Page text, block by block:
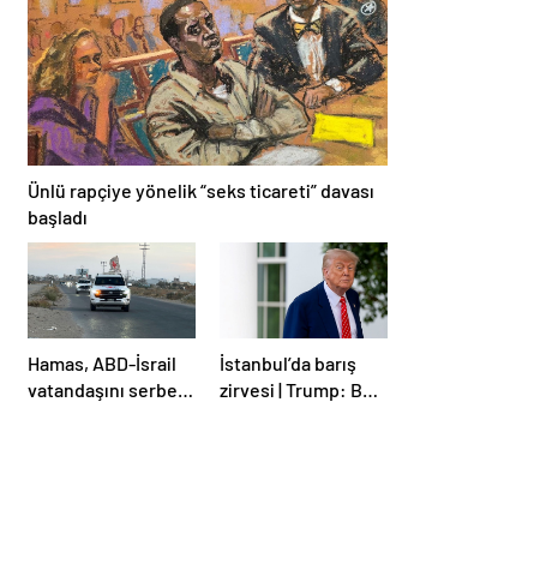
çıkardı
Ünlü rapçiye yönelik “seks ticareti” davası
başladı
Hamas, ABD-İsrail
vatandaşını serbest
İstanbul’da barış
zirvesi | Trump: Ben